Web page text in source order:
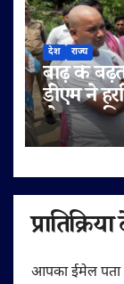
देश राज्य
बाढ़ के
डीएम ने
लेन पुल
चेतावनी
आपका ईमेल पता